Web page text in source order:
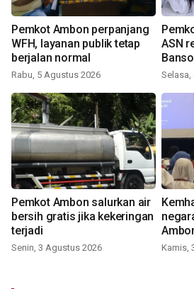
Pemkot Ambon perpanjang
WFH, layanan publik tetap
berjalan normal
Rabu, 5 Agustus 2026
ASN
Selasa,
Pemkot Ambon salurkan air
bersih gratis jika kekeringan
terjadi
Senin, 3 Agustus 2026 Kamis,